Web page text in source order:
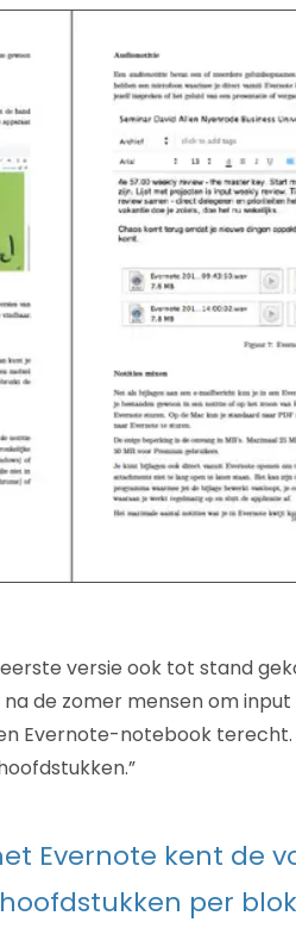
versie ook tot stand
de zomer mensen om
Evernote-notebook
Evernote kent de
per